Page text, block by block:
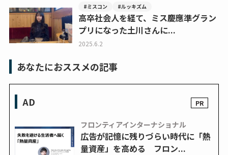
#ミスコン #ルッキズム
高卒社会人を経て、ミス慶應準グラン
プリになった土川さんに...
2025.6.2
あなたにおススメの記事
AD
フロンティアインターナショナル
広告が記憶に残りづらい時代に「熱
量資産」を高める フロン...